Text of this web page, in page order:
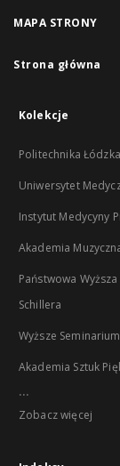
MAPA STRONY
Strona główna
Kolekcje
Politechnika Łódzka
Uniwersytet
Instytut Medycyny
Akademia
Państwowa
Schillera
Wyższe
Akademia Sztuk
...
Zobacz więcej